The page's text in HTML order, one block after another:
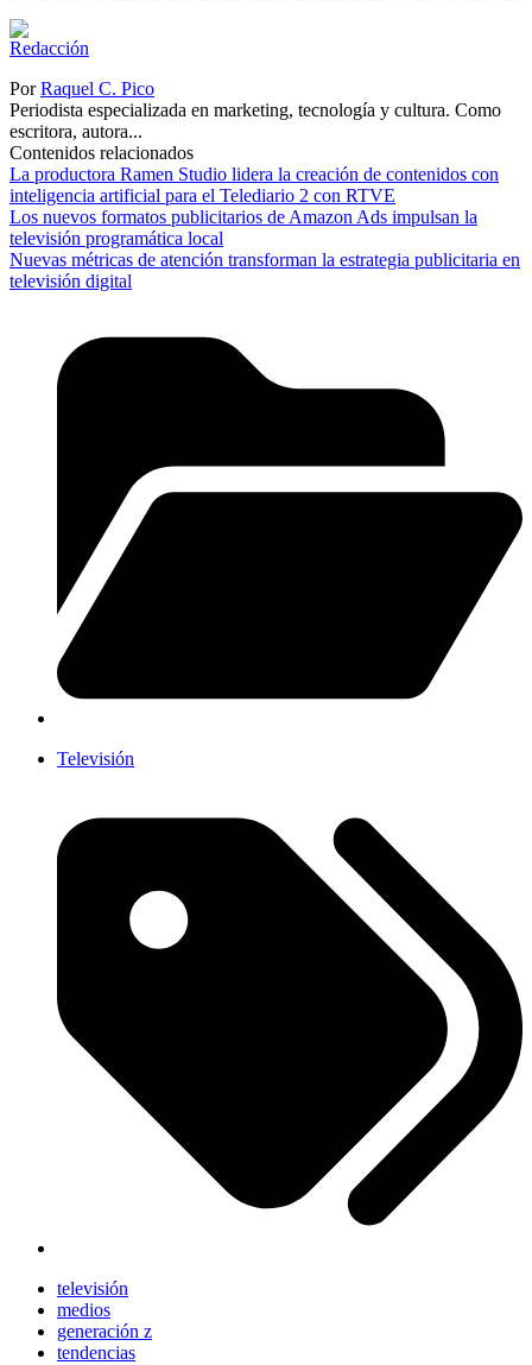
PorRaquel C. Pico
Periodista especializada en marketing, tecnología y cultura. Como
escritora, autora...
Contenidos relacionados
La productora Ramen Studio lidera la creación de contenidos con
inteligencia artificial para el Telediario 2 con RTVE
Los nuevos formatos publicitarios de Amazon Ads impulsan la
televisión programática local
Nuevas métricas de atención transforman la estrategia publicitaria en
televisión digital
Televisión
televisión
medios
generación z
tendencias